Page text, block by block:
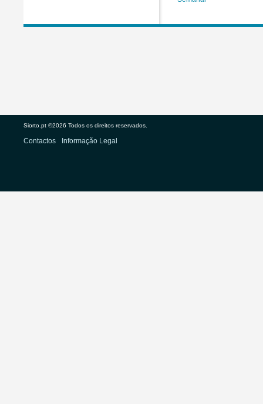
Siorto.pt ©2026 Todos os direitos reservados.
Contactos Informação Legal